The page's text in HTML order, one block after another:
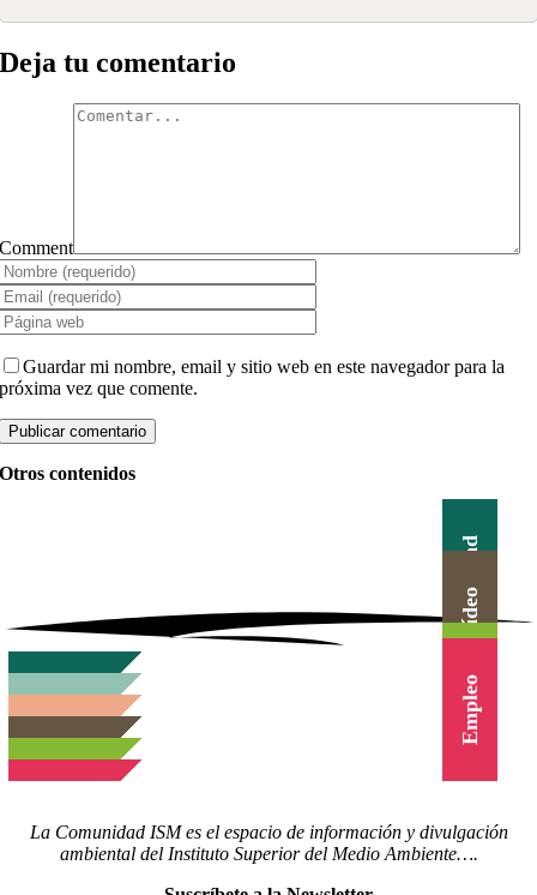
Deja tu comentario
Comment
Guardar mi nombre, email y sitio web en este navegador para la
próxima vez que comente.
Otros contenidos
Actualidad
Blog
Agenda
Canal Vídeo
Cursos
Empleo
La Comunidad ISM es el espacio de información y divulgación
ambiental del Instituto Superior del Medio Ambiente….